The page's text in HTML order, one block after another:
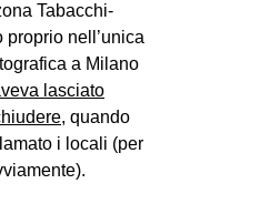
Tabacchi-
proprio nell’unica
a Milano
lasciato
, quando
i locali (per